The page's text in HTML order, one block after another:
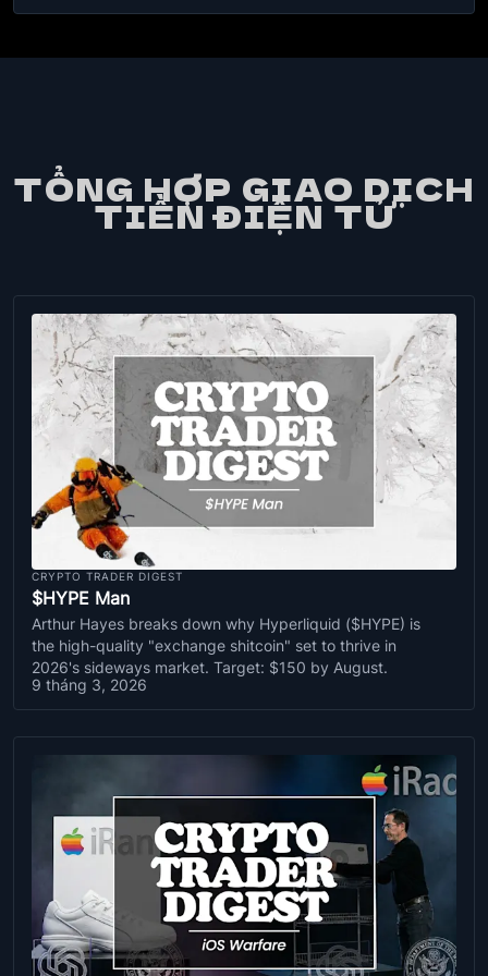
TỔNG HỢP GIAO DỊCH
TIỀN ĐIỆN TỬ
CRYPTO TRADER DIGEST
$HYPE Man
Arthur Hayes breaks down why Hyperliquid ($HYPE) is
the high-quality "exchange shitcoin" set to thrive in
2026's sideways market. Target: $150 by August.
9 tháng 3, 2026